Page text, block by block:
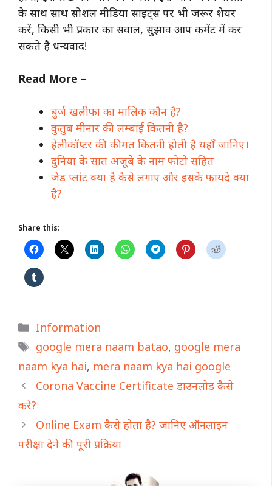
के साथ साथ सोशल मीडिया साइट्स पर भी जरूर शेयर
करें, किसी भी प्रकार का सवाल, सुझाव आप कमेंट में कर
सकते है धन्यवाद!
Read More –
बुर्ज खलीफा का मालिक कौन है?
कुतुब मीनार की लम्बाई कितनी है?
हेलीकॉप्टर की कीमत कितनी होती है यहाँ जानिए।
दुनिया के सात अजूबे के नाम फोटो सहित
जेड प्लांट क्या है कैसे लगाए और इसके फायदे क्या
है?
Share this:
Categories
Information
Tags
google mera naam batao, google mera
naam kya hai, mera naam kya hai google
Corona Vaccine Certificate डाउनलोड कैसे
करे?
Online Exam कैसे होता है? जानिए ऑनलाइन
परीक्षा देने की पूरी प्रक्रिया